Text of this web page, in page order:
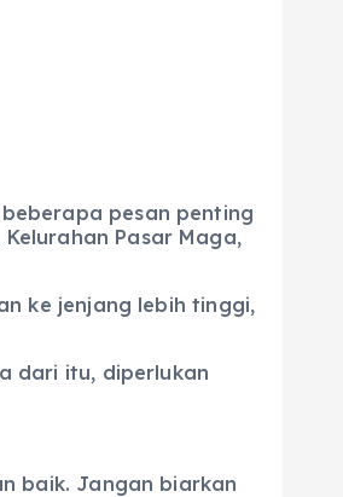
beberapa pesan penting
Pasar Maga,
ke jenjang lebih tinggi,
dari itu, diperlukan
baik. Jangan biarkan